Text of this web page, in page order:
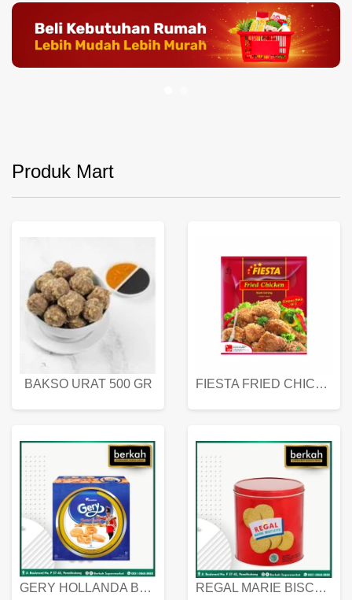
Produk Mart
BAKSO URAT 500 GR FIESTA FRIED CHICKEN 500 GR
GERY HOLLANDA BUTTER COOKIES 450 GRAM REGAL MARIE BISCUIT KALENG 550 GRAM